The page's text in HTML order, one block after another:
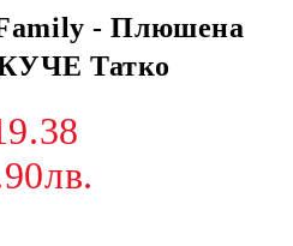
- Плюшена
Татко